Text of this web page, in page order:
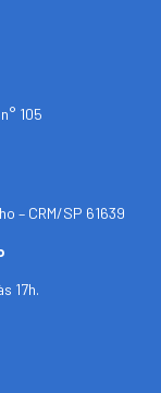
105
– CRM/SP 61639
17h.